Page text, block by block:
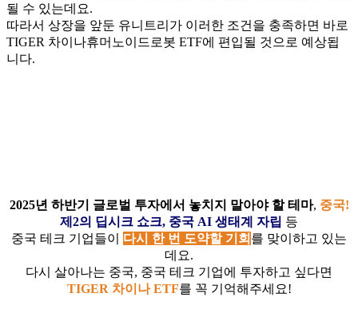
될 수 있는데요.
따라서 상장을 앞둔 유니트리가 이러한 조건을 충족하면 바로
TIGER 차이나휴머노이드로봇 ETF에 편입될 것으로 예상됩
니다.
2025년 하반기 글로벌 투자에서 놓치지 말아야 할 테마, 중국!
제2의 딥시크 쇼크, 중국 AI 생태계 자립 등
중국 테크 기업들이 다시 한 번 도약할 기회 를 맞이하고 있는
데요.
다시 살아나는 중국, 중국 테크 기업에 투자하고 싶다면
TIGER 차이나 ETF를 꼭 기억해주세요!